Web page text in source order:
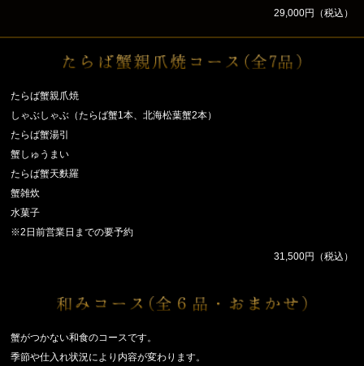
29,000円（税込）
たらば蟹親爪焼
しゃぶしゃぶ（たらば蟹1本、北海松葉蟹2本）
たらば蟹湯引
蟹しゅうまい
たらば蟹天麩羅
蟹雑炊
水菓子
※2日前営業日までの要予約
31,500円（税込）
蟹がつかない和食のコースです。
季節や仕入れ状況により内容が変わります。